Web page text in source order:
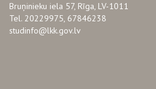
Bruņinieku iela 57, Rīga, LV-1011
Tel. 20229975, 67846238
studinfo@lkk.gov.lv